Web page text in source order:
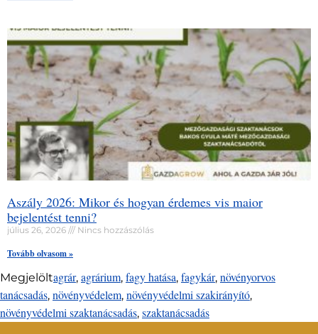
Aszály 2026: Mikor és hogyan érdemes vis maior
bejelentést tenni?
július 26, 2026 Nincs hozzászólás
Tovább olvasom »
Megjelöltagrár, agrárium, fagy hatása, fagykár, növényorvos
tanácsadás, növényvédelem, növényvédelmi szakirányító,
növényvédelmi szaktanácsadás, szaktanácsadás